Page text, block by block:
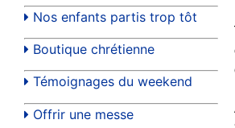
Nos enfants partis trop tôt
Boutique chrétienne
Témoignages du weekend
Offrir une messe